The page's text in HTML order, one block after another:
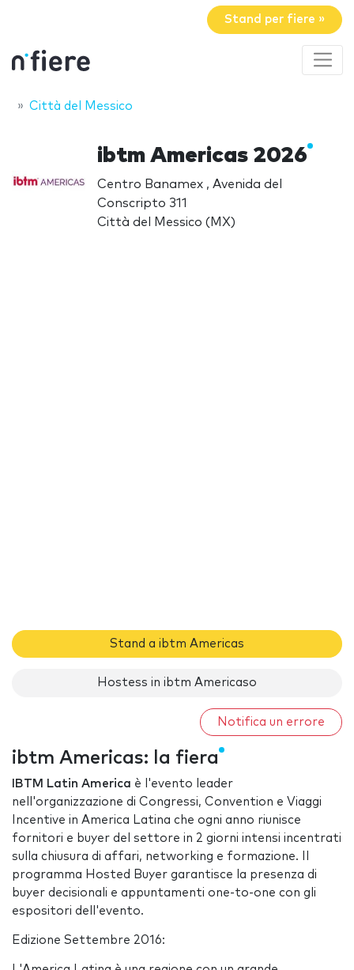
Stand per fiere »
Città del Messico
ibtm Americas 2026
Centro Banamex , Avenida del
Conscripto 311
Città del Messico (MX)
Stand a ibtm Americas
Hostess in ibtm Americaso
Notifica un errore
ibtm Americas: la fiera
IBTM Latin America è l'evento leader
nell'organizzazione di Congressi, Convention e Viaggi
Incentive in America Latina che ogni anno riunisce
fornitori e buyer del settore in 2 giorni intensi incentrati
sulla chiusura di affari, networking e formazione. Il
programma Hosted Buyer garantisce la presenza di
buyer decisionali e appuntamenti one-to-one con gli
espositori dell'evento.
Edizione Settembre 2016: